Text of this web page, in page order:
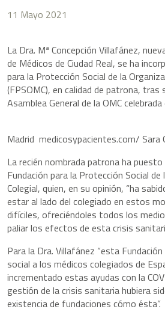
11 Mayo 2021
La Dra. Mª Concepción Villafánez,
de Médicos de Ciudad Real, se ha
para la Protección Social de la
(FPSOMC), en calidad de patrona, tras
Asamblea General de la OMC
Madrid medicosypacientes.com/ Sara
La recién nombrada patrona ha
Fundación para la Protección Social
Colegial, quien, en su opinión, “ha
estar al lado del colegiado en estos
difíciles, ofreciéndoles todos los
paliar los efectos de esta crisis
Para la Dra. Villafánez “esta
social a los médicos colegiados de
incrementado estas ayudas con la
gestión de la crisis sanitaria hubiera
existencia de fundaciones cómo ésta”.